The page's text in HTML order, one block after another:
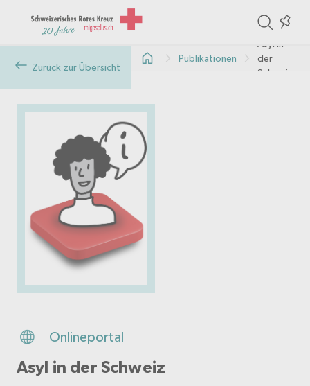
the
Zurück zur Übersicht
Publikationen
Asyl in
der
Schweiz
Onlineportal
Asyl in der Schweiz